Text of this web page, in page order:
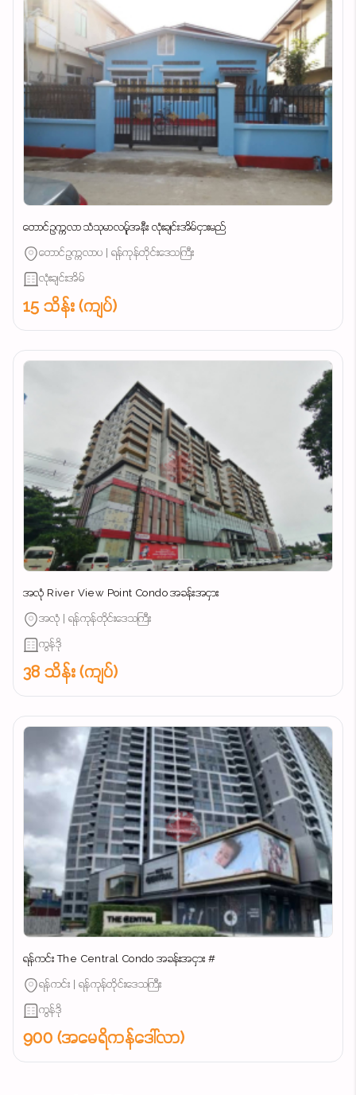
တောင်ဥက္ကလာ သံသုမာလမ်ူအနီး လုံးချင်းအိမ်ငှားမည်
တောင်ဥက္ကလာပ | ရန်ကုန်တိုင်းဒေသကြီး
လုံးချင်းအိမ်
15 သိန်း (ကျပ်)
အလုံ River View Point Condo အခန်းအငှား
အလုံ | ရန်ကုန်တိုင်းဒေသကြီး
ကွန်ဒို
38 သိန်း (ကျပ်)
ရန်ကင်း The Central Condo အခန်းအငှား #
ရန်ကင်း | ရန်ကုန်တိုင်းဒေသကြီး
ကွန်ဒို
900 (အမေရိကန်ဒေါ်လာ)